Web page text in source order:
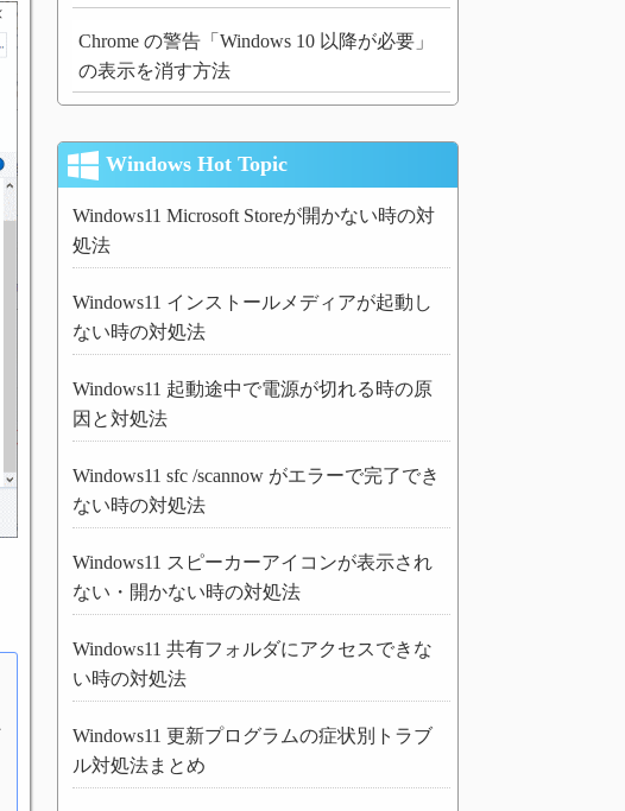
Chrome の警告「Windows 10 以降が必要」
の表示を消す方法
Windows Hot Topic
Windows11 Microsoft Storeが開かない時の対
処法
Windows11 インストールメディアが起動し
ない時の対処法
Windows11 起動途中で電源が切れる時の原
因と対処法
Windows11 sfc /scannow がエラーで完了でき
ない時の対処法
Windows11 スピーカーアイコンが表示され
ない・開かない時の対処法
Windows11 共有フォルダにアクセスできな
い時の対処法
Windows11 更新プログラムの症状別トラブ
ル対処法まとめ